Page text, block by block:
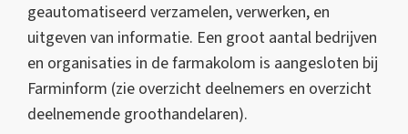
geautomatiseerd verzamelen, verwerken, en
uitgeven van informatie. Een groot aantal bedrijven
en organisaties in de farmakolom is aangesloten bij
Farminform (zie overzicht deelnemers en overzicht
deelnemende groothandelaren).